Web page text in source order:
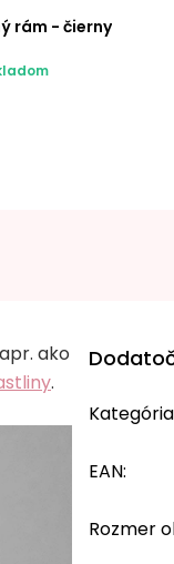
rám - čierny
ako
.
Kategória
EAN:
Rozmer